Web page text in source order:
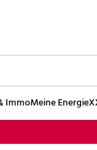
ImmoMeine Energie